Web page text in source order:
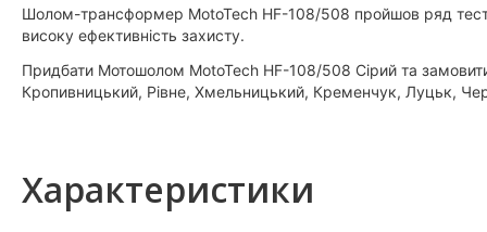
Шолом-трансформер MotoTech HF-108/508 пройшов ряд
високу ефективність захисту.
Придбати Мотошолом MotoTech HF-108/508 Сірий та
Кропивницький, Рівне, Хмельницький, Кременчук, Луцьк,
Характеристики